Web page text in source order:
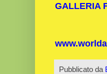
GALLERIA
Pubblicato da